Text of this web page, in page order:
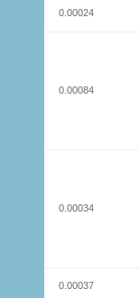
0.00024
0.00084
0.00034
0.00037